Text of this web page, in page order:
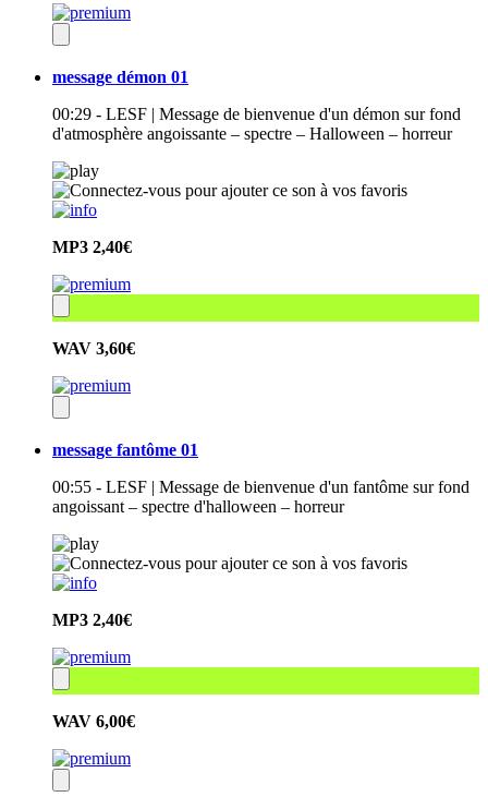
message démon 01
00:29 - LESF | Message de bienvenue d'un démon sur fond
d'atmosphère angoissante – spectre – Halloween – horreur
MP3 2,40€
WAV 3,60€
message fantôme 01
00:55 - LESF | Message de bienvenue d'un fantôme sur fond
angoissant – spectre d'halloween – horreur
MP3 2,40€
WAV 6,00€